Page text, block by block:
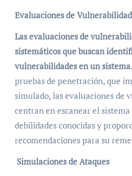
Evaluaciones de Vulnerabilidad
Las evaluaciones de
sistemáticos que buscan
vulnerabilidades en un sistema
pruebas de penetración, que
simulado, las evaluaciones de
centran en escanear el sistema
debilidades conocidas y
recomendaciones para su
Simulaciones de Ataques